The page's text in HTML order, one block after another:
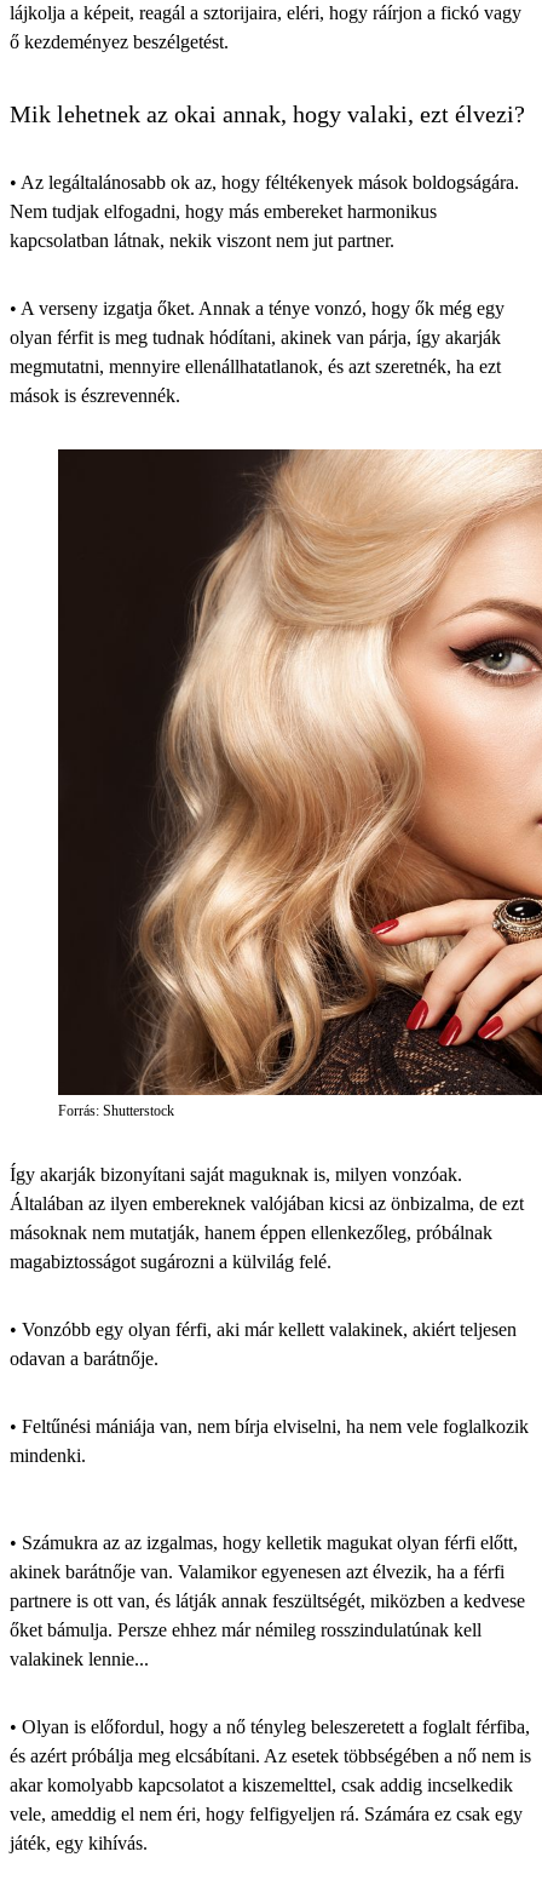
lájkolja a képeit, reagál a sztorijaira, eléri, hogy ráírjon a fickó vagy
ő kezdeményez beszélgetést.
Mik lehetnek az okai annak, hogy valaki, ezt élvezi?
• Az legáltalánosabb ok az, hogy féltékenyek mások boldogságára.
Nem tudjak elfogadni, hogy más embereket harmonikus
kapcsolatban látnak, nekik viszont nem jut partner.
• A verseny izgatja őket. Annak a ténye vonzó, hogy ők még egy
olyan férfit is meg tudnak hódítani, akinek van párja, így akarják
megmutatni, mennyire ellenállhatatlanok, és azt szeretnék, ha ezt
mások is észrevennék.
Forrás: Shutterstock
Így akarják bizonyítani saját maguknak is, milyen vonzóak.
Általában az ilyen embereknek valójában kicsi az önbizalma, de ezt
másoknak nem mutatják, hanem éppen ellenkezőleg, próbálnak
magabiztosságot sugározni a külvilág felé.
• Vonzóbb egy olyan férfi, aki már kellett valakinek, akiért teljesen
odavan a barátnője.
• Feltűnési mániája van, nem bírja elviselni, ha nem vele foglalkozik
mindenki.
• Számukra az az izgalmas, hogy kelletik magukat olyan férfi előtt,
akinek barátnője van. Valamikor egyenesen azt élvezik, ha a férfi
partnere is ott van, és látják annak feszültségét, miközben a kedvese
őket bámulja. Persze ehhez már némileg rosszindulatúnak kell
valakinek lennie...
• Olyan is előfordul, hogy a nő tényleg beleszeretett a foglalt férfiba,
és azért próbálja meg elcsábítani. Az esetek többségében a nő nem is
akar komolyabb kapcsolatot a kiszemelttel, csak addig incselkedik
vele, ameddig el nem éri, hogy felfigyeljen rá. Számára ez csak egy
játék, egy kihívás.